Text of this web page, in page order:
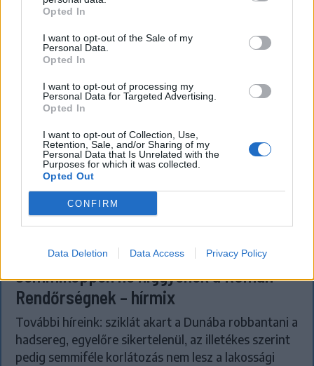
Opted In
I want to opt-out of the Sale of my
Personal Data.
Opted In
I want to opt-out of processing my
Personal Data for Targeted Advertising.
Opted In
I want to opt-out of Collection, Use,
Retention, Sale, and/or Sharing of my
Personal Data that Is Unrelated with the
Purposes for which it was collected.
Opted Out
CONFIRM
Data Deletion Data Access Privacy Policy
FŐTÉR
A Román Rendőrség azt üzeni,
semmiképpen ne higgyenek a Román
Rendőrségnek – hírmix
További híreink: sziklát akart a Dunába robbantani a
hadsereg, egyelőre sikertelenül, az illetékes szerint
pedig semmiféle korlátozás nem lesz a lakossági